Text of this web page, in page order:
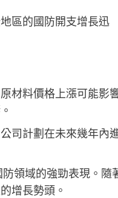
區的國防開支增長迅
材料價格上漲可能影
司計劃在未來幾年內
領域的強勁表現。隨
增長勢頭。